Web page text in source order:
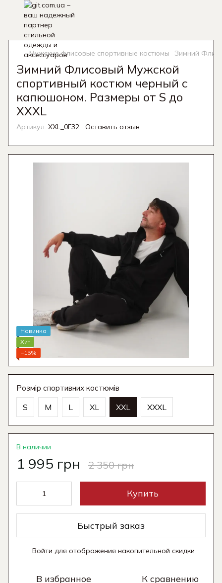
Мужские флисовые спортивные костюмы Зимний
Зимний Флисовый Мужской
спортивный костюм черный с
капюшоном. Размеры от S до
XXXL
Артикул: XXL_0F32 Оставить отзыв
Новинка
Хит
−15%
Розмір спортивних костюмів
S M L XL XXL XXXL
В наличии
1 995 грн 2 350 грн
Купить
Быстрый заказ
Войти для отображения накопительной скидки
В избранное К сравнению